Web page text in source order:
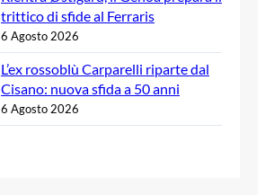
trittico di sfide al Ferraris
6 Agosto 2026
L’ex rossoblù Carparelli riparte dal
Cisano: nuova sfida a 50 anni
6 Agosto 2026